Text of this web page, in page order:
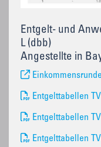
Entgelt- und
L (dbb)
Angestellte in
Entgelttabellen
Entgelttabellen
Entgelttabellen